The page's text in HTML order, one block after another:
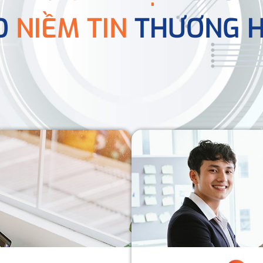
NIỀM TIN THƯƠNG